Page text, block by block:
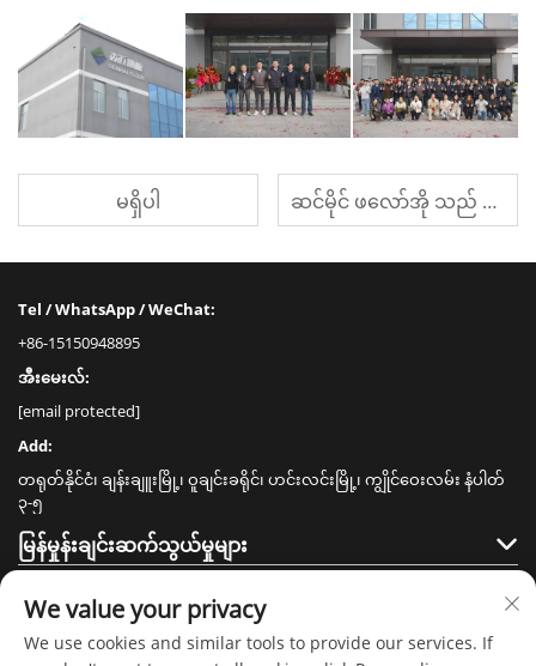
မရှိပါ ဆင်မိုင် ဖလော်အို သည် တရုတ် (ယီဝူ) နိုင်ငံ နိုင်ငံခြားကုန်သွယ်ရေးစက်ရုံပြပွဲ ၂၀၂၅ တွင် ပါဝင်ခဲ့ပါသည်။
Tel / WhatsApp / WeChat:
+86-15150948895
အီးမေးလ်:
[email protected]
Add:
တရုတ်နိုင်ငံ၊ ချန်းချူးမြို့၊ ဝူချင်းခရိုင်၊ ဟင်းလင်းမြို့၊ ကျွိုင်ဝေးလမ်း နံပါတ်
၃-၅
မြန်မှုန်းချင်းဆက်သွယ်မှုများ
ထုတ်ကုန်များ
We value your privacy
We use cookies and similar tools to provide our services. If